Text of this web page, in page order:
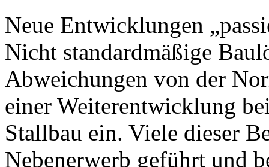
Neue Entwicklungen
Nicht standardmäßige
Abweichungen von der
einer Weiterentwicklung
Stallbau ein. Viele dieser
Nebenerwerb geführt und